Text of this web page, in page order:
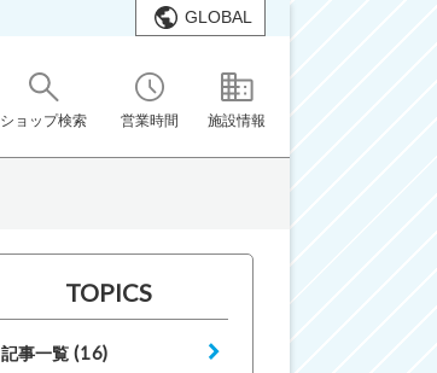
GLOBAL
ショップ検索 営業時間 施設情報
TOPICS
記事一覧 (16)